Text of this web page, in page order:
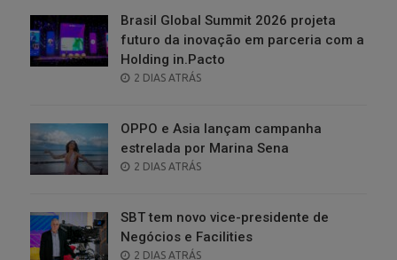
Brasil Global Summit 2026 projeta
futuro da inovação em parceria com a
Holding in.Pacto
POSTED
2 DIAS ATRÁS
OPPO e Asia lançam campanha
estrelada por Marina Sena
POSTED
2 DIAS ATRÁS
SBT tem novo vice-presidente de
Negócios e Facilities
POSTED
2 DIAS ATRÁS